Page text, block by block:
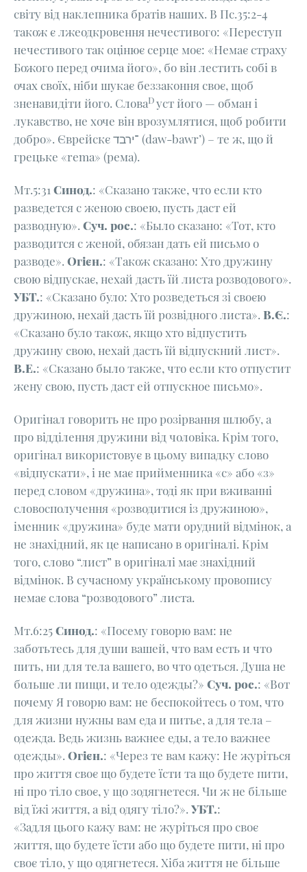
світу від наклепника братів наших. В Пс.35:2-4
також є лжеодкровення нечестивого: «Переступ
нечестивого так оцінює серце моє: «Немає страху
Божого перед очима його», бо він лестить собі в
очах своїх, ніби шукає беззаконня своє, щоб
зненавидіти його. СловаDуст його — обман і
лукавство, не хоче він врозумлятися, щоб робити
добро». Єврейскє ־ירבד (daw-bawr’) – те ж, що й
грецьке «rema» (рема).
Мт.5:31 Синод.: «Сказано также, что если кто
разведется с женою своею, пусть даст ей
разводную». Суч. рос.: «Было сказано: «Тот, кто
разводится с женой, обязан дать ей письмо о
разводе». Огієн.: «Також сказано: Хто дружину
свою відпускає, нехай дасть їй листа розводового».
УБТ.: «Сказано було: Хто розведеться зі своєю
дружиною, нехай дасть їй розвідного листа». В.Є.:
«Сказано було також, якщо хто відпустить
дружину свою, нехай дасть їй відпускний лист».
В.Е.: «Сказано было также, что если кто отпустит
жену свою, пусть даст ей отпускное письмо».
Оригінал говорить не про розірвання шлюбу, а
про відділення дружини від чоловіка. Крім того,
оригінал використовує в цьому випадку слово
«відпускати», і не має прийменника «с» або «з»
перед словом «дружина», тоді як при вживанні
словосполучення «розводитися із дружиною»,
іменник «дружина» буде мати орудний відмінок, а
не знахідний, як це написано в оригіналі. Крім
того, слово “лист” в оригіналі має знахідний
відмінок. В сучасному українському провопису
немає слова “розводового” листа.
Мт.6:25Синод.: «Посему говорю вам: не
заботьтесь для души вашей, что вам есть и что
пить, ни для тела вашего, во что одеться. Душа не
больше ли пищи, и тело одежды?» Суч. рос.: «Вот
почему Я говорю вам: не беспокойтесь о том, что
для жизни нужны вам еда и питье, а для тела –
одежда. Ведь жизнь важнее еды, а тело важнее
одежды». Огієн.: «Через те вам кажу: Не журіться
про життя своє що будете їсти та що будете пити,
ні про тіло своє, у що зодягнетеся. Чи ж не більше
від їжі життя, а від одягу тіло?». УБТ.:
«Задля цього кажу вам: не журіться про своє
життя, що будете їсти або що будете пити, ні про
своє тіло, у що одягнетеся. Хіба життя не більше